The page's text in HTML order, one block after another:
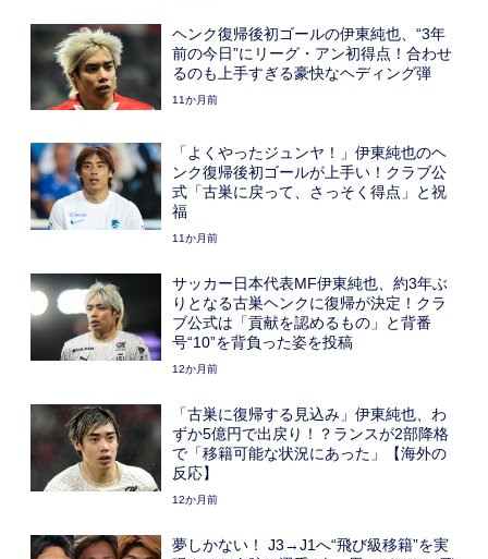
ヘンク復帰後初ゴールの伊東純也、“3年
前の今日”にリーグ・アン初得点！合わせ
るのも上手すぎる豪快なヘディング弾
11か月前
「よくやったジュンヤ！」伊東純也のヘ
ンク復帰後初ゴールが上手い！クラブ公
式「古巣に戻って、さっそく得点」と祝
福
11か月前
サッカー日本代表MF伊東純也、約3年ぶ
りとなる古巣ヘンクに復帰が決定！クラ
ブ公式は「貢献を認めるもの」と背番
号“10”を背負った姿を投稿
12か月前
「古巣に復帰する見込み」伊東純也、わ
ずか5億円で出戻り！？ランスが2部降格
で「移籍可能な状況にあった」【海外の
反応】
12か月前
夢しかない！ J3→J1へ“飛び級移籍”を実